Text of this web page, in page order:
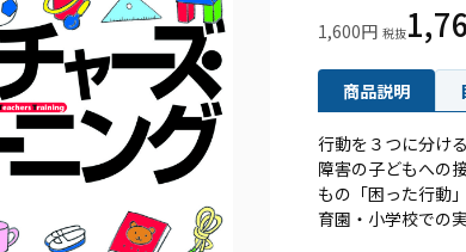
1,600円
商品説明
行動を３つに分け
障害の子どもへの
もの「困った行動
育園・小学校での